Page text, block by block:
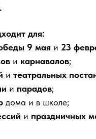
для:
9 мая и 23
и карнавалов;
и театральных
и парадов;
дома и в школе;
и праздничных